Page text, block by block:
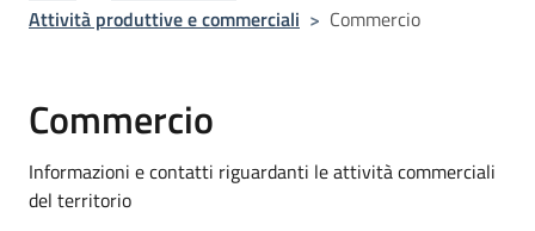
Attività produttive e commerciali > Commercio
Commercio
Informazioni e contatti riguardanti le attività commerciali
del territorio